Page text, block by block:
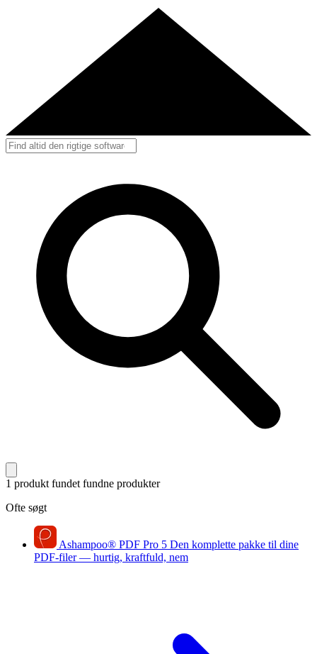
1 produkt fundet fundne produkter
Ofte søgt
Ashampoo® PDF Pro 5 Den komplette pakke til dine
PDF-filer — hurtig, kraftfuld, nem